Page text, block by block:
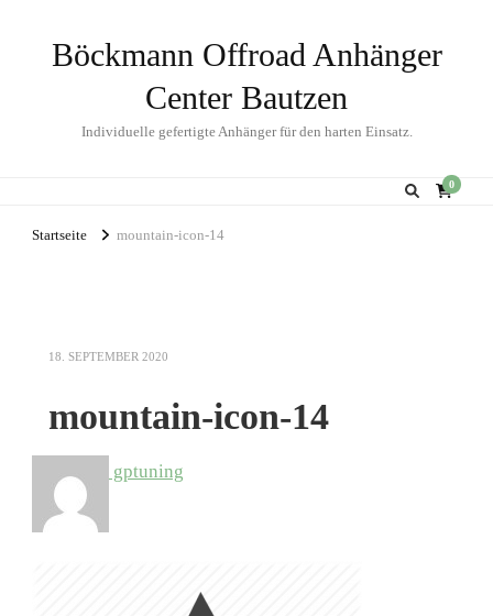
Böckmann Offroad Anhänger
Center Bautzen
Individuelle gefertigte Anhänger für den harten Einsatz.
0
Startseite mountain-icon-14
18. SEPTEMBER 2020
mountain-icon-14
gptuning